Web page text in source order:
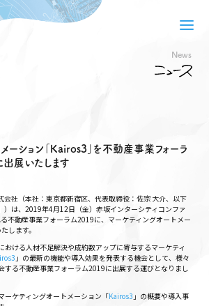
News
メーション「Kairos3」を不動産事業フォーラ
展いたします
会社（本社：東京都新宿区、代表取締役：佐宗 大介、以下
）は、2019年4月12日（金）赤坂インターシティコンファ
不動産事業フォーラム2019に、マーケティングオートメー
します。
おける人材不足解決や成約数アップに寄与するマーケティ
」の最新の機能や導入効果を発表する機会として、様々
する不動産事業フォーラム2019に出展する運びとなりまし
ーケティングオートメーション「Kairos3 」の概要や導入事